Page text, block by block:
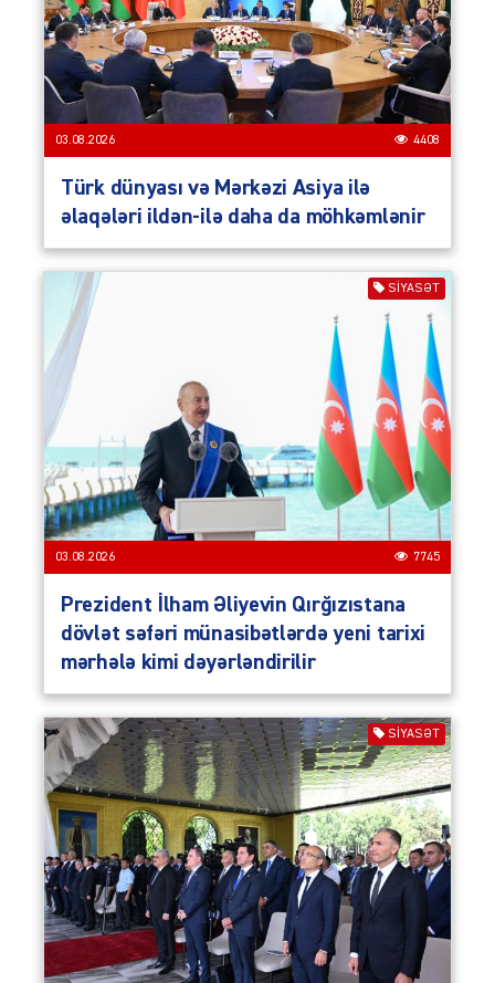
03.08.2026 4408
Türk dünyası və Mərkəzi Asiya ilə
əlaqələri ildən-ilə daha da möhkəmlənir
SIYASƏT
03.08.2026 7745
Prezident İlham Əliyevin Qırğızıstana
dövlət səfəri münasibətlərdə yeni tarixi
mərhələ kimi dəyərləndirilir
SIYASƏT